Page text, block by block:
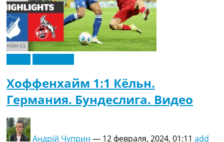
Хоффенхайм 1:1 Кёльн.
Германия. Бундеслига. Видео
Андрій Чуприн — 12 февраля, 2024, 01:11 add